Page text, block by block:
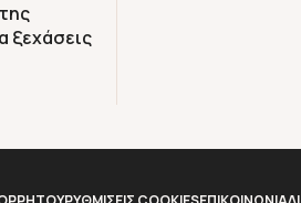
ξεχάσεις